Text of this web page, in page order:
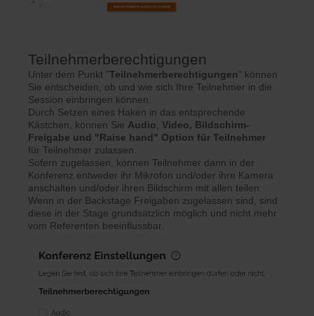
Teilnehmerberechtigungen
Unter dem Punkt "Teilnehmerberechtigungen" können
Sie entscheiden, ob und wie sich Ihre Teilnehmer in die
Session einbringen können.
Durch Setzen eines Haken in das entsprechende
Kästchen, können Sie Audio Video, Bildschirm-
Freigabe und "Raise hand" Option für Teilnehmer
für Teilnehmer zulassen.
Sofern zugelassen, können Teilnehmer dann in der
Konferenz entweder ihr Mikrofon und/oder ihre Kamera
anschalten und/oder ihren Bildschirm mit allen teilen.
Wenn in der Backstage Freigaben zugelassen sind, sind
diese in der Stage grundsätzlich möglich und nicht mehr
vom Referenten beeinflussbar.